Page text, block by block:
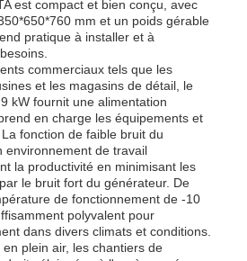
est compact et bien conçu, avec
mm et un poids gérable
pratique à installer et à
commerciaux tels que les
et les magasins de détail, le
kW fournit une alimentation
en charge les équipements et
fonction de faible bruit du
environnement de travail
la productivité en minimisant les
le bruit fort du générateur. De
de fonctionnement de -10
polyvalent pour
dans divers climats et conditions.
plein air, les chantiers de